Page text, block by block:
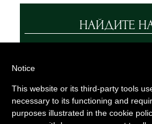
НАЙДИТЕ
Notice
This website or its third-party tools
necessary to its functioning and
purposes illustrated in the cookie